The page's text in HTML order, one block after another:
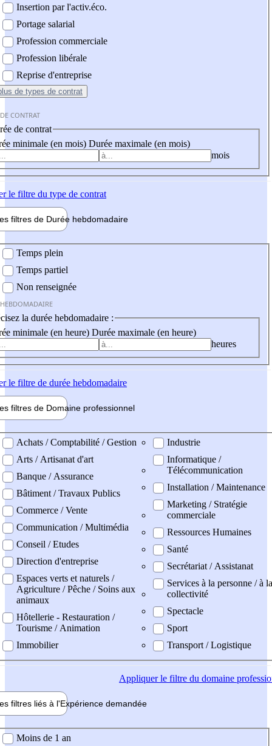
Insertion par l'activ.éco.
Portage salarial
Profession commerciale
Profession libérale
Reprise d'entreprise
de types de contrat
CONTRAT
de contrat
minimale (en mois) Durée maximale (en mois)
mois
le filtre du type de contrat
filtres de Durée hebdomadaire
Temps plein
Temps partiel
Non renseignée
la durée hebdomadaire :
minimale (en heure) Durée maximale (en heure)
heures
le filtre de durée hebdomadaire
filtres de Domaine professionnel
professionel
Achats / Comptabilité / Gestion
Arts / Artisanat d'art
Banque / Assurance
Bâtiment / Travaux Publics
Commerce / Vente
Communication / Multimédia
Conseil / Etudes
Direction d'entreprise
Espaces verts et naturels /
Agriculture / Pêche / Soins aux
animaux
Hôtellerie - Restauration /
Tourisme / Animation
Immobilier
Industrie
Informatique /
Télécommunication
Installation / Maintenance
Marketing / Stratégie
commerciale
Ressources Humaines
Santé
Secrétariat / Assistanat
Services à la personne / à la
collectivité
Spectacle
Sport
Transport / Logistique
Appliquerle filtre du domaine
filtres liés à l'Expérience demandée
demandée
Moins de 1 an